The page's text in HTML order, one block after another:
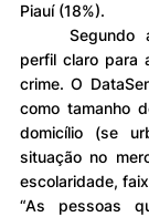
Piauí (18%).
	Segundo a pesquisa, não há um
perfil claro para
crime. O
como tamanho
domicílio (se
situação no
escolaridade,
“As pessoas